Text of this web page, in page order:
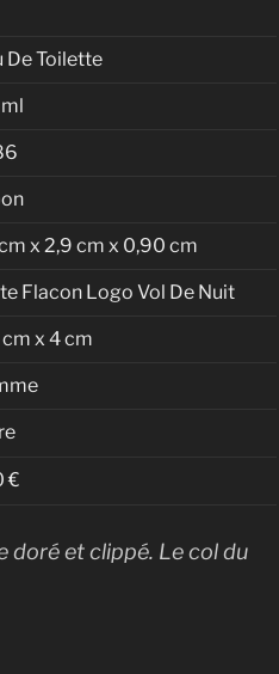
De Toilette
x 2,9 cm x 0,90 cm
Flacon Logo Vol De Nuit
x 4 cm
€
doré et clippé. Le col du